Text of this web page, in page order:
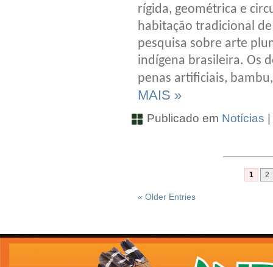
rígida, geométrica e
habitação tradicional
pesquisa sobre arte
indígena brasileira. Os
penas artificiais,
MAIS »
Publicado em Notícias
1 2
« Older Entries